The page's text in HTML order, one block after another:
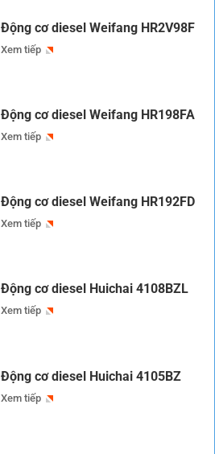
Động cơ diesel Weifang HR2V98F
Xem tiếp
Động cơ diesel Weifang HR198FA
Xem tiếp
Động cơ diesel Weifang HR192FD
Xem tiếp
Động cơ diesel Huichai 4108BZL
Xem tiếp
Động cơ diesel Huichai 4105BZ
Xem tiếp